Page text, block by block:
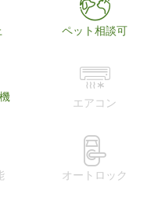
ペット相談可
エアコン
オートロック